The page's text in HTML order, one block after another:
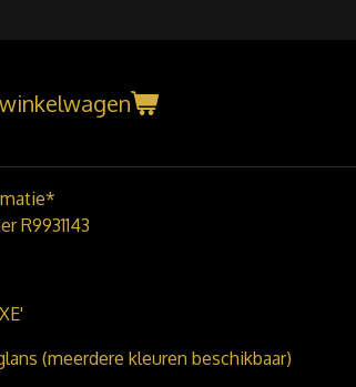
R9931143
(meerdere kleuren beschikbaar)